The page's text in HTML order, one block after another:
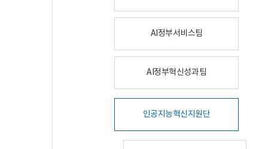
AI정부서비스팀
AI정부혁신성과팀
인공지능혁신지원단